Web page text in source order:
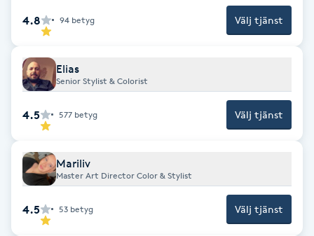
Hårbottenbehandling
Hårförlängning
Hårvård
Hälsprickor
4.8 94 betyg Välj tjänst
Elias
Senior Stylist & Colorist
4.5 577 betyg Välj tjänst
Mariliv
Master Art Director Color & Stylist
4.5 53 betyg Välj tjänst